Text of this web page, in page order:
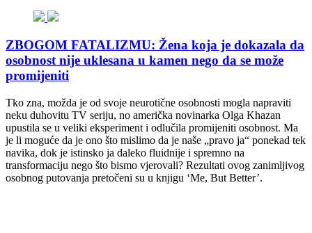
ZBOGOM FATALIZMU: Žena koja je dokazala da
osobnost nije uklesana u kamen nego da se može
promijeniti
Tko zna, možda je od svoje neurotične osobnosti mogla napraviti
neku duhovitu TV seriju, no američka novinarka Olga Khazan
upustila se u veliki eksperiment i odlučila promijeniti osobnost. Ma
je li moguće da je ono što mislimo da je naše „pravo ja“ ponekad tek
navika, dok je istinsko ja daleko fluidnije i spremno na
transformaciju nego što bismo vjerovali? Rezultati ovog zanimljivog
osobnog putovanja pretočeni su u knjigu ‘Me, But Better’.